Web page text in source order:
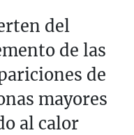
del
de las
de
mayores
al calor